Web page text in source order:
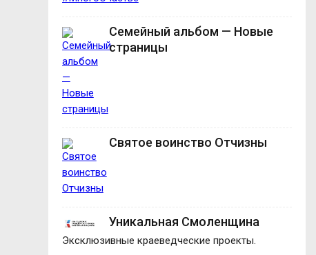
Семейный альбом — Новые
страницы
Святое воинство Отчизны
Уникальная Смоленщина
Эксклюзивные краеведческие проекты.